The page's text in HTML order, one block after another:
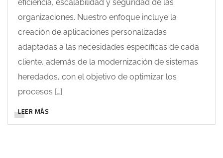
eficiencia, escalabilidad y seguridad de las
organizaciones. Nuestro enfoque incluye la
creación de aplicaciones personalizadas
adaptadas a las necesidades específicas de cada
cliente, además de la modernización de sistemas
heredados, con el objetivo de optimizar los
procesos […]
LEER MÁS